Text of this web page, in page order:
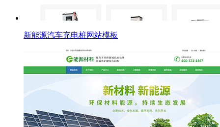
新能源汽车充电桩网站模板